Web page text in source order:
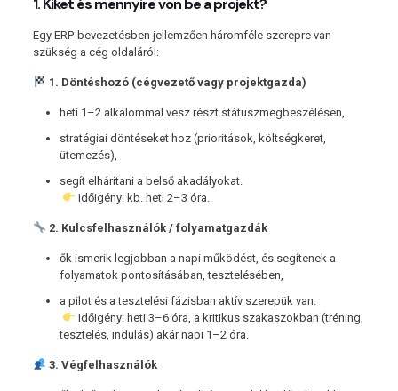
1. Kiket és mennyire von be a projekt?
Egy ERP-bevezetésben jellemzően háromféle szerepre van
szükség a cég oldaláról:
1. Döntéshozó (cégvezető vagy projektgazda)
heti 1–2 alkalommal vesz részt státuszmegbeszélésen,
stratégiai döntéseket hoz (prioritások, költségkeret,
ütemezés),
segít elhárítani a belső akadályokat.
Időigény: kb. heti 2–3 óra.
2. Kulcsfelhasználók / folyamatgazdák
ők ismerik legjobban a napi működést, és segítenek a
folyamatok pontosításában, tesztelésében,
a pilot és a tesztelési fázisban aktív szerepük van.
Időigény: heti 3–6 óra, a kritikus szakaszokban (tréning,
tesztelés, indulás) akár napi 1–2 óra.
3. Végfelhasználók